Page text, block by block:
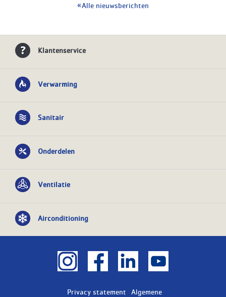
Alle nieuwsberichten
Klantenservice
Verwarming
Sanitair
Onderdelen
Ventilatie
Airconditioning
Privacy statement Algemene